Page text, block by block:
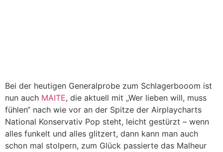
Bei der heutigen Generalprobe zum Schlagerbooom ist
nun auch MAITE, die aktuell mit „Wer lieben will, muss
fühlen“ nach wie vor an der Spitze der Airplaycharts
National Konservativ Pop steht, leicht gestürzt – wenn
alles funkelt und alles glitzert, dann kann man auch
schon mal stolpern, zum Glück passierte das Malheur